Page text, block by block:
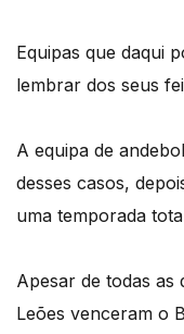
Equipas que daqui
lembrar dos seus
A equipa de
desses casos,
uma temporada
Apesar de todas as
Leões venceram o